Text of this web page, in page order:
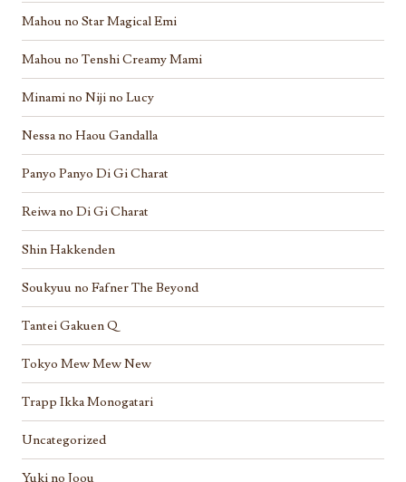
Mahou no Star Magical Emi
Mahou no Tenshi Creamy Mami
Minami no Niji no Lucy
Nessa no Haou Gandalla
Panyo Panyo Di Gi Charat
Reiwa no Di Gi Charat
Shin Hakkenden
Soukyuu no Fafner The Beyond
Tantei Gakuen Q
Tokyo Mew Mew New
Trapp Ikka Monogatari
Uncategorized
Yuki no Joou